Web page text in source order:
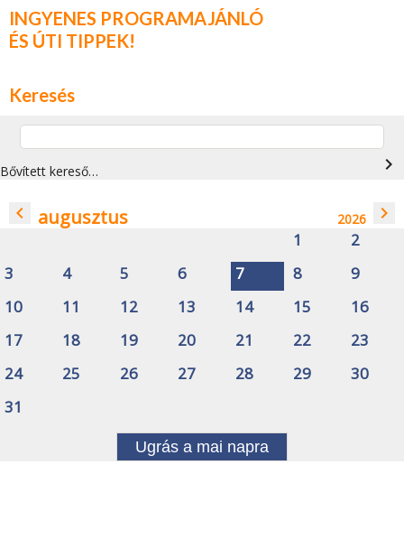
INGYENES PROGRAMAJÁNLÓ
ÉS ÚTI TIPPEK!
Keresés
Bővített kereső… navigate_next
navigate_before augusztus 2026 navigate_next
1
2
3
4 5 6 7 8
9
10
11 12 13 14 15
16
17
18 19 20 21 22
23
24
25 26 27 28 29
30
31
Ugrás a mai napra